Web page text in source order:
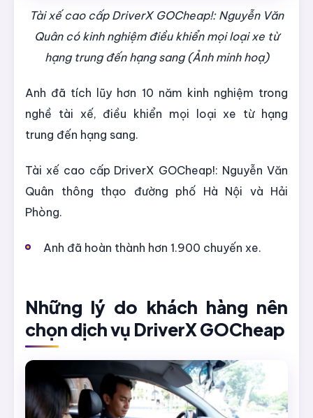
Tài xế cao cấp DriverX GOCheap!: Nguyễn Văn
Quân có kinh nghiệm điều khiển mọi loại xe từ
hạng trung đến hạng sang (Ảnh minh hoạ)
Anh đã tích lũy hơn 10 năm kinh nghiệm trong
nghề tài xế, điều khiển mọi loại xe từ hạng
trung đến hạng sang.
Tài xế cao cấp DriverX GOCheap!: Nguyễn Văn
Quân thông thạo đường phố Hà Nội và Hải
Phòng.
Anh đã hoàn thành hơn 1.900 chuyến xe.
Những lý do khách hàng nên
chọn dịch vụ DriverX GOCheap